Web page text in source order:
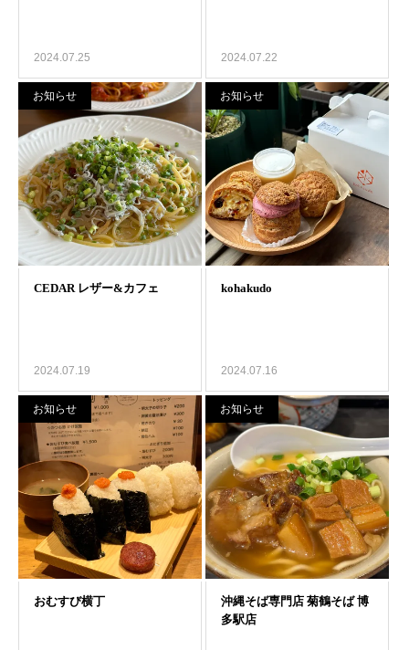
2024.07.25 2024.07.22
お知らせ
2024.07.19
お知らせ
2024.07.16
お知らせ お知らせ